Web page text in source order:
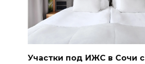
Участки под ИЖС в Сочи с